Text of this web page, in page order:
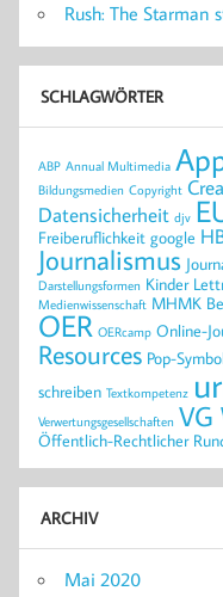
Rush: The Starman
SCHLAGWÖRTER
ABP Annual Multimedia
Bildungsmedien Copyright
Datensicherheit djv
Freiberuflichkeit google
Journalismus
Darstellungsformen Kinder
Medienwissenschaft MHMK
OER OERcamp Online-
Resources Pop-
schreiben Textkompetenz
Verwertungsgesellschaften VG
Öffentlich-Rechtlicher
ARCHIV
Mai 2020